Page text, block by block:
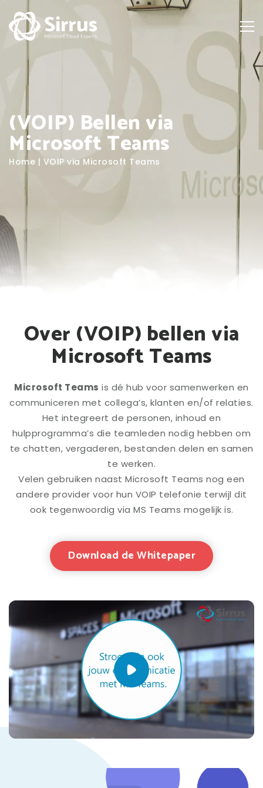
(VOIP) Bellen via
Microsoft Teams
Home | VOIP via Microsoft Teams
Over (VOIP) bellen via
Microsoft Teams
Microsoft Teams is dé hub voor samenwerken en
communiceren met collega’s, klanten en/of relaties.
Het integreert de personen, inhoud en
hulpprogramma’s die teamleden nodig hebben om
te chatten, vergaderen, bestanden delen en samen
te werken.
Velen gebruiken naast Microsoft Teams nog een
andere provider voor hun VOIP telefonie terwijl dit
ook tegenwoordig via MS Teams mogelijk is.
Download de Whitepaper